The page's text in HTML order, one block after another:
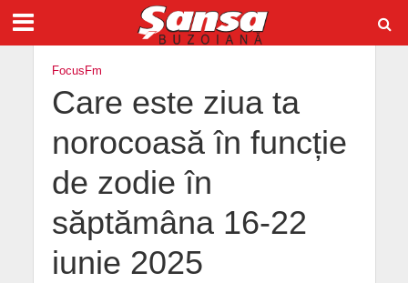
FocusFm
Care este ziua ta
norocoasă în funcție
de zodie în
săptămâna 16-22
iunie 2025